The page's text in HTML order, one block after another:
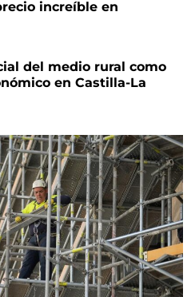
increíble en
del medio rural como
en Castilla-La